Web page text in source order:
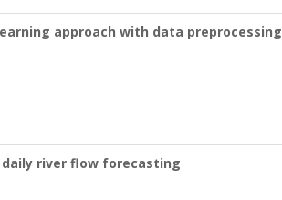
approach with data preprocessing
river flow forecasting